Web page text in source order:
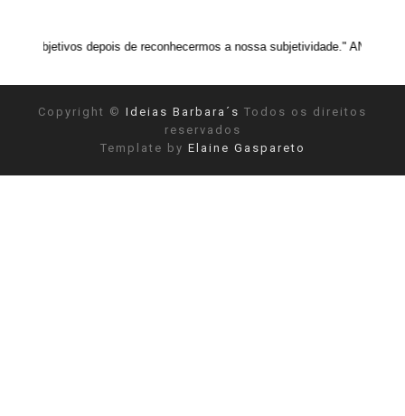
de reconhecermos a nossa subjetividade." ANAIS NIN
Copyright © Ideias Barbara´s Todos os direitos
reservados
Template by Elaine Gaspareto